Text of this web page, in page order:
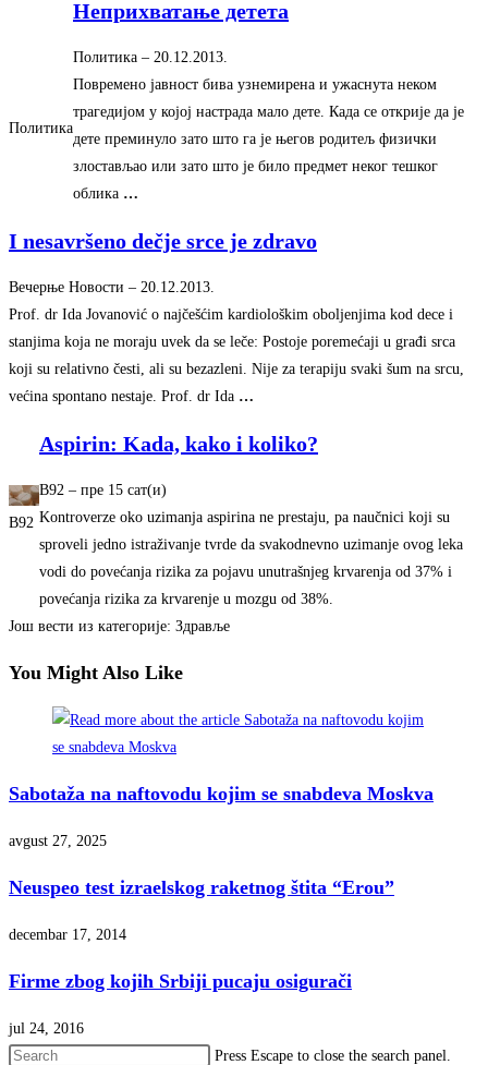
Политика
Неприхватање детета
Политика – ‎20.12.2013.‎
Повремено јавност бива узнемирена и ужаснута неком
трагедијом у којој настрада мало дете. Када се открије да је
дете преминуло зато што га је његов родитељ физички
злостављао или зато што је било предмет неког тешког
облика …
I nesavršeno dečje srce je zdravo
Вечерње Новости – ‎20.12.2013.‎
Prof. dr Ida Jovanović o najčešćim kardiološkim oboljenjima kod dece i
stanjima koja ne moraju uvek da se leče: Postoje poremećaji u građi srca
koji su relativno česti, ali su bezazleni. Nije za terapiju svaki šum na srcu,
većina spontano nestaje. Prof. dr Ida …
B92
Aspirin: Kada, kako i koliko?
B92 – ‎пре 15 сат(и)‎
Kontroverze oko uzimanja aspirina ne prestaju, pa naučnici koji su
sproveli jedno istraživanje tvrde da svakodnevno uzimanje ovog leka
vodi do povećanja rizika za pojavu unutrašnjeg krvarenja od 37% i
povećanja rizika za krvarenje u mozgu od 38%.
Још вести из категорије: Здравље
You Might Also Like
Sabotaža na naftovodu kojim se snabdeva Moskva
avgust 27, 2025
Neuspeo test izraelskog raketnog štita “Erou”
decembar 17, 2014
Firme zbog kojih Srbiji pucaju osigurači
jul 24, 2016
Press Escape to close the search panel.